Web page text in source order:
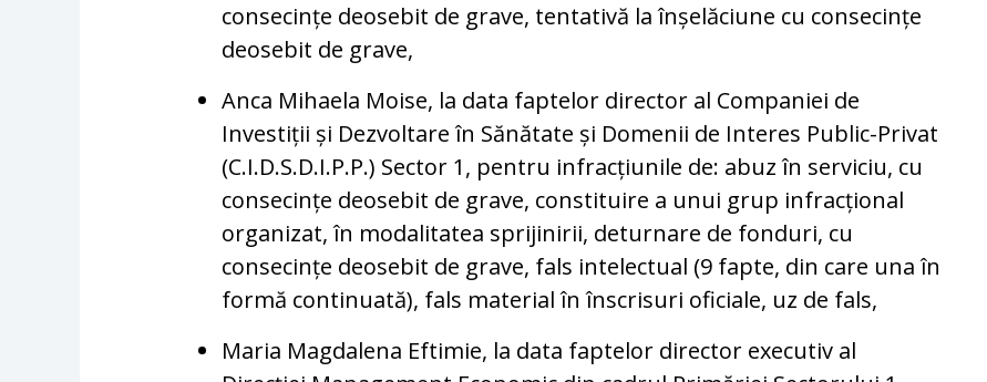
consecințe deosebit de grave, tentativă la înșelăciune cu consecințe
deosebit de grave,
Anca Mihaela Moise, la data faptelor director al Companiei de
Investiții și Dezvoltare în Sănătate și Domenii de Interes Public-Privat
(C.I.D.S.D.I.P.P.) Sector 1, pentru infracțiunile de: abuz în serviciu, cu
consecințe deosebit de grave, constituire a unui grup infracțional
organizat, în modalitatea sprijinirii, deturnare de fonduri, cu
consecințe deosebit de grave, fals intelectual (9 fapte, din care una în
formă continuată), fals material în înscrisuri oficiale, uz de fals,
Maria Magdalena Eftimie, la data faptelor director executiv al